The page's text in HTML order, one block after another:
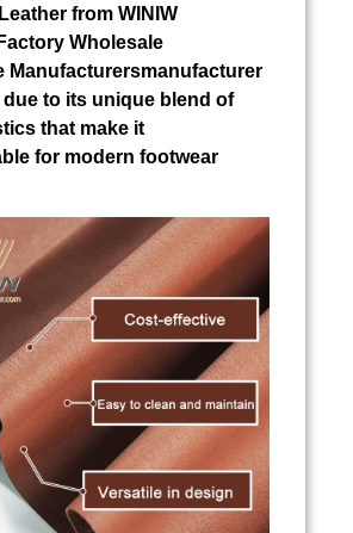
from WINIW
Wholesale
Manufacturersmanufacturer
to its unique blend of
that make it
for modern footwear